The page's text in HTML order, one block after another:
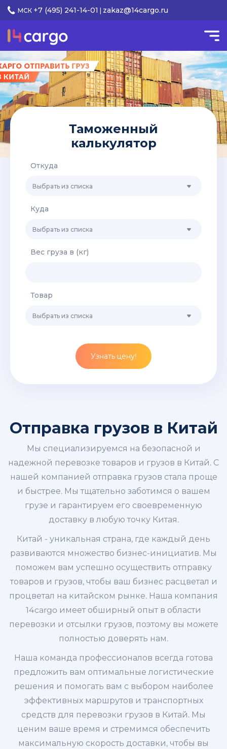
МСК +7 (495) 241-14-01 zakaz@14cargo.ru
Таможенный
калькулятор
Откуда
Выбрать из списка
Куда
Выбрать из списка
Вес груза в (кг)
Товар
Выбрать из списка
Узнать цену!
Отправка грузов в Китай
Мы специализируемся на безопасной и
надежной перевозке товаров и грузов в Китай. С
нашей компанией отправка грузов стала проще
и быстрее. Мы тщательно заботимся о вашем
грузе и гарантируем его своевременную
доставку в любую точку Китая.
Китай - уникальная страна, где каждый день
развиваются множество бизнес-инициатив. Мы
поможем вам успешно осуществить отправку
товаров и грузов, чтобы ваш бизнес расцветал и
процветал на китайском рынке. Наша компания
14cargo имеет обширный опыт в области
перевозки и отсылки грузов, поэтому вы можете
полностью доверять нам.
Наша команда профессионалов всегда готова
предложить вам оптимальные логистические
решения и помогать вам с выбором наиболее
эффективных маршрутов и транспортных
средств для перевозки грузов в Китай. Мы
ценим ваше время и стремимся обеспечить
максимальную скорость доставки, чтобы вы